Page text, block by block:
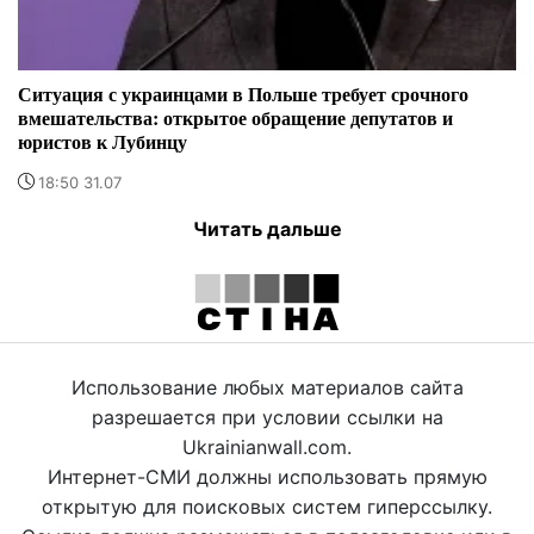
Ситуация с украинцами в Польше требует срочного
вмешательства: открытое обращение депутатов и
юристов к Лубинцу
18:50 31.07
Читать дальше
Использование любых материалов сайта
разрешается при условии ссылки на
Ukrainianwall.com.
Интернет-СМИ должны использовать прямую
открытую для поисковых систем гиперссылку.